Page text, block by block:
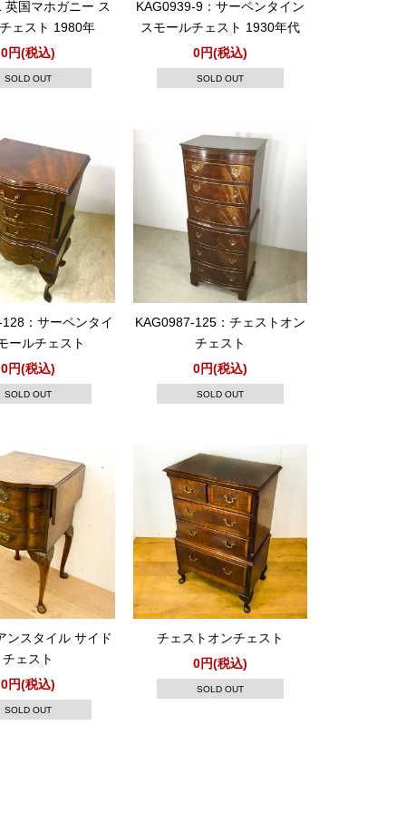
英国マホガニー ス
ェスト 1980年
0円(税込)
SOLD OUT
KAG0939-9：サーペンタイン
スモールチェスト 1930年代
0円(税込)
SOLD OUT
：サーペンタイ
ールチェスト
0円(税込)
SOLD OUT
KAG0987-125：チェストオン
チェスト
0円(税込)
SOLD OUT
ンスタイル サイド
チェスト
0円(税込)
SOLD OUT
チェストオンチェスト
0円(税込)
SOLD OUT